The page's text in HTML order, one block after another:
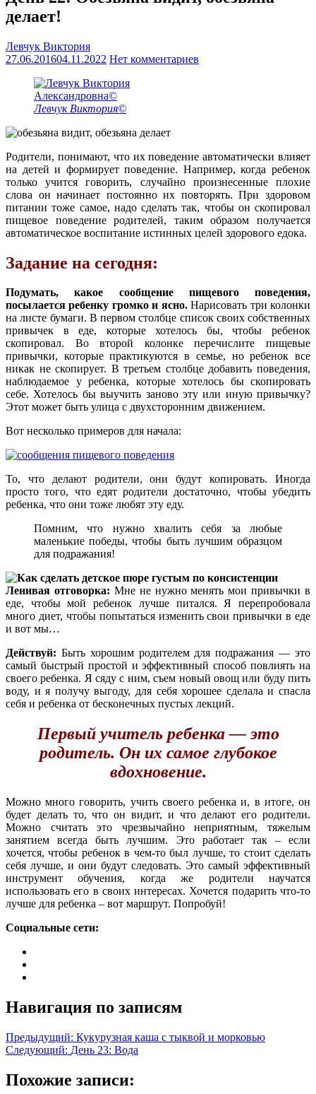
делает!
Левчук Виктория
27.06.201604.11.2022 Нет комментариев
Левчук Виктория©
Родители, понимают, что их поведение автоматически влияет
на детей и формирует поведение. Например, когда ребенок
только учится говорить, случайно произнесенные плохие
слова он начинает постоянно их повторять. При здоровом
питании тоже самое, надо сделать так, чтобы он скопировал
пищевое поведение родителей, таким образом получается
автоматическое воспитание истинных целей здорового едока.
Задание на сегодня:
Подумать, какое сообщение пищевого поведения,
посылается ребенку громко и ясно.Нарисовать три колонки
на листе бумаги. В первом столбце список своих собственных
привычек в еде, которые хотелось бы, чтобы ребенок
скопировал. Во второй колонке перечислите пищевые
привычки, которые практикуются в семье, но ребенок все
никак не скопирует. В третьем столбце добавить поведения,
наблюдаемое у ребенка, которые хотелось бы скопировать
себе. Хотелось бы выучить заново эту или иную привычку?
Этот может быть улица с двухсторонним движением.
Вот несколько примеров для начала:
То, что делают родители, они будут копировать. Иногда
просто того, что едят родители достаточно, чтобы убедить
ребенка, что они тоже любят эту еду.
Помним, что нужно хвалить себя за любые
маленькие победы, чтобы быть лучшим образцом
для подражания!
Ленивая отговорка: Мне не нужно менять мои привычки в
еде, чтобы мой ребенок лучше питался. Я перепробовала
много диет, чтобы попытаться изменить свои привычки в еде
и вот мы…
Действуй: Быть хорошим родителем для подражания — это
самый быстрый простой и эффективный способ повлиять на
своего ребенка. Я сяду с ним, съем новый овощ или буду пить
воду, и я получу выгоду, для себя хорошее сделала и спасла
себя и ребенка от бесконечных пустых лекций.
Первый учитель ребенка — это
родитель. Он их самое глубокое
вдохновение.
Можно много говорить, учить своего ребенка и, в итоге, он
будет делать то, что он видит, и что делают его родители.
Можно считать это чрезвычайно неприятным, тяжелым
занятием всегда быть лучшим. Это работает так – если
хочется, чтобы ребенок в чем-то был лучше, то стоит сделать
себя лучше, и они будут следовать. Это самый эффективный
инструмент обучения, когда же родители научатся
использовать его в своих интересах. Хочется подарить что-то
лучше для ребенка – вот маршрут. Попробуй!
Социальные сети:
Навигация по записям
Предыдущий: Кукурузная каша с тыквой и морковью
Следующий: День 23: Вода
Похожие записи: